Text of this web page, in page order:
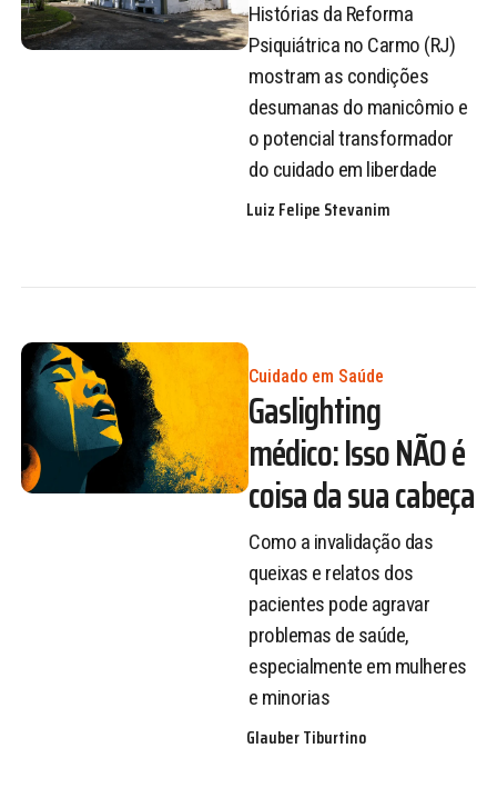
Histórias da Reforma
Psiquiátrica no Carmo (RJ)
mostram as condições
desumanas do manicômio e
o potencial transformador
do cuidado em liberdade
Luiz Felipe Stevanim
Cuidado em Saúde
Gaslighting
médico: Isso NÃO é
coisa da sua cabeça
Como a invalidação das
queixas e relatos dos
pacientes pode agravar
problemas de saúde,
especialmente em mulheres
e minorias
Glauber Tiburtino